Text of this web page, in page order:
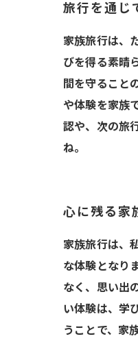
旅行を通じ
家族旅行は、
びを得る素晴
間を守ること
や体験を家族
認や、次の旅
ね。
心に残る家
家族旅行は、
な体験となり
なく、思い出
い体験は、学
うことで、家